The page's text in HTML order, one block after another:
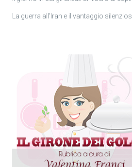
La guerra all’Iran e il vantaggio